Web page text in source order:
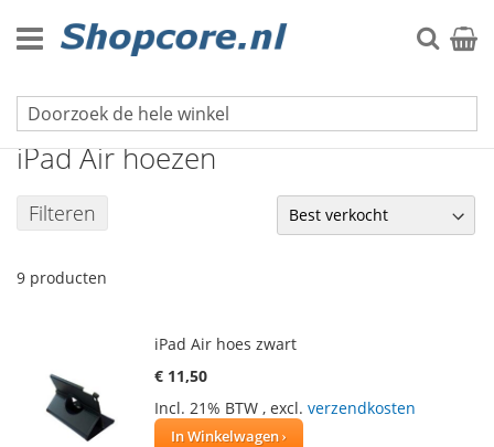
naar
de
Zoek
iPad hoezen
iPad Air hoezen
Filteren
9 producten
iPad Air hoes zwart
€ 11,50
Incl. 21% BTW , excl. verzendkosten
In Winkelwagen